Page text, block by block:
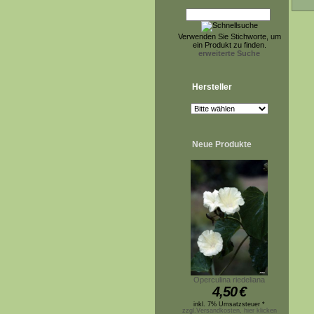
Verwenden Sie Stichworte, um
ein Produkt zu finden.
erweiterte Suche
Hersteller
Neue Produkte
Operculina riedeliana
4,50€
inkl. 7% Umsatzsteuer *
zzgl.Versandkosten, hier klicken